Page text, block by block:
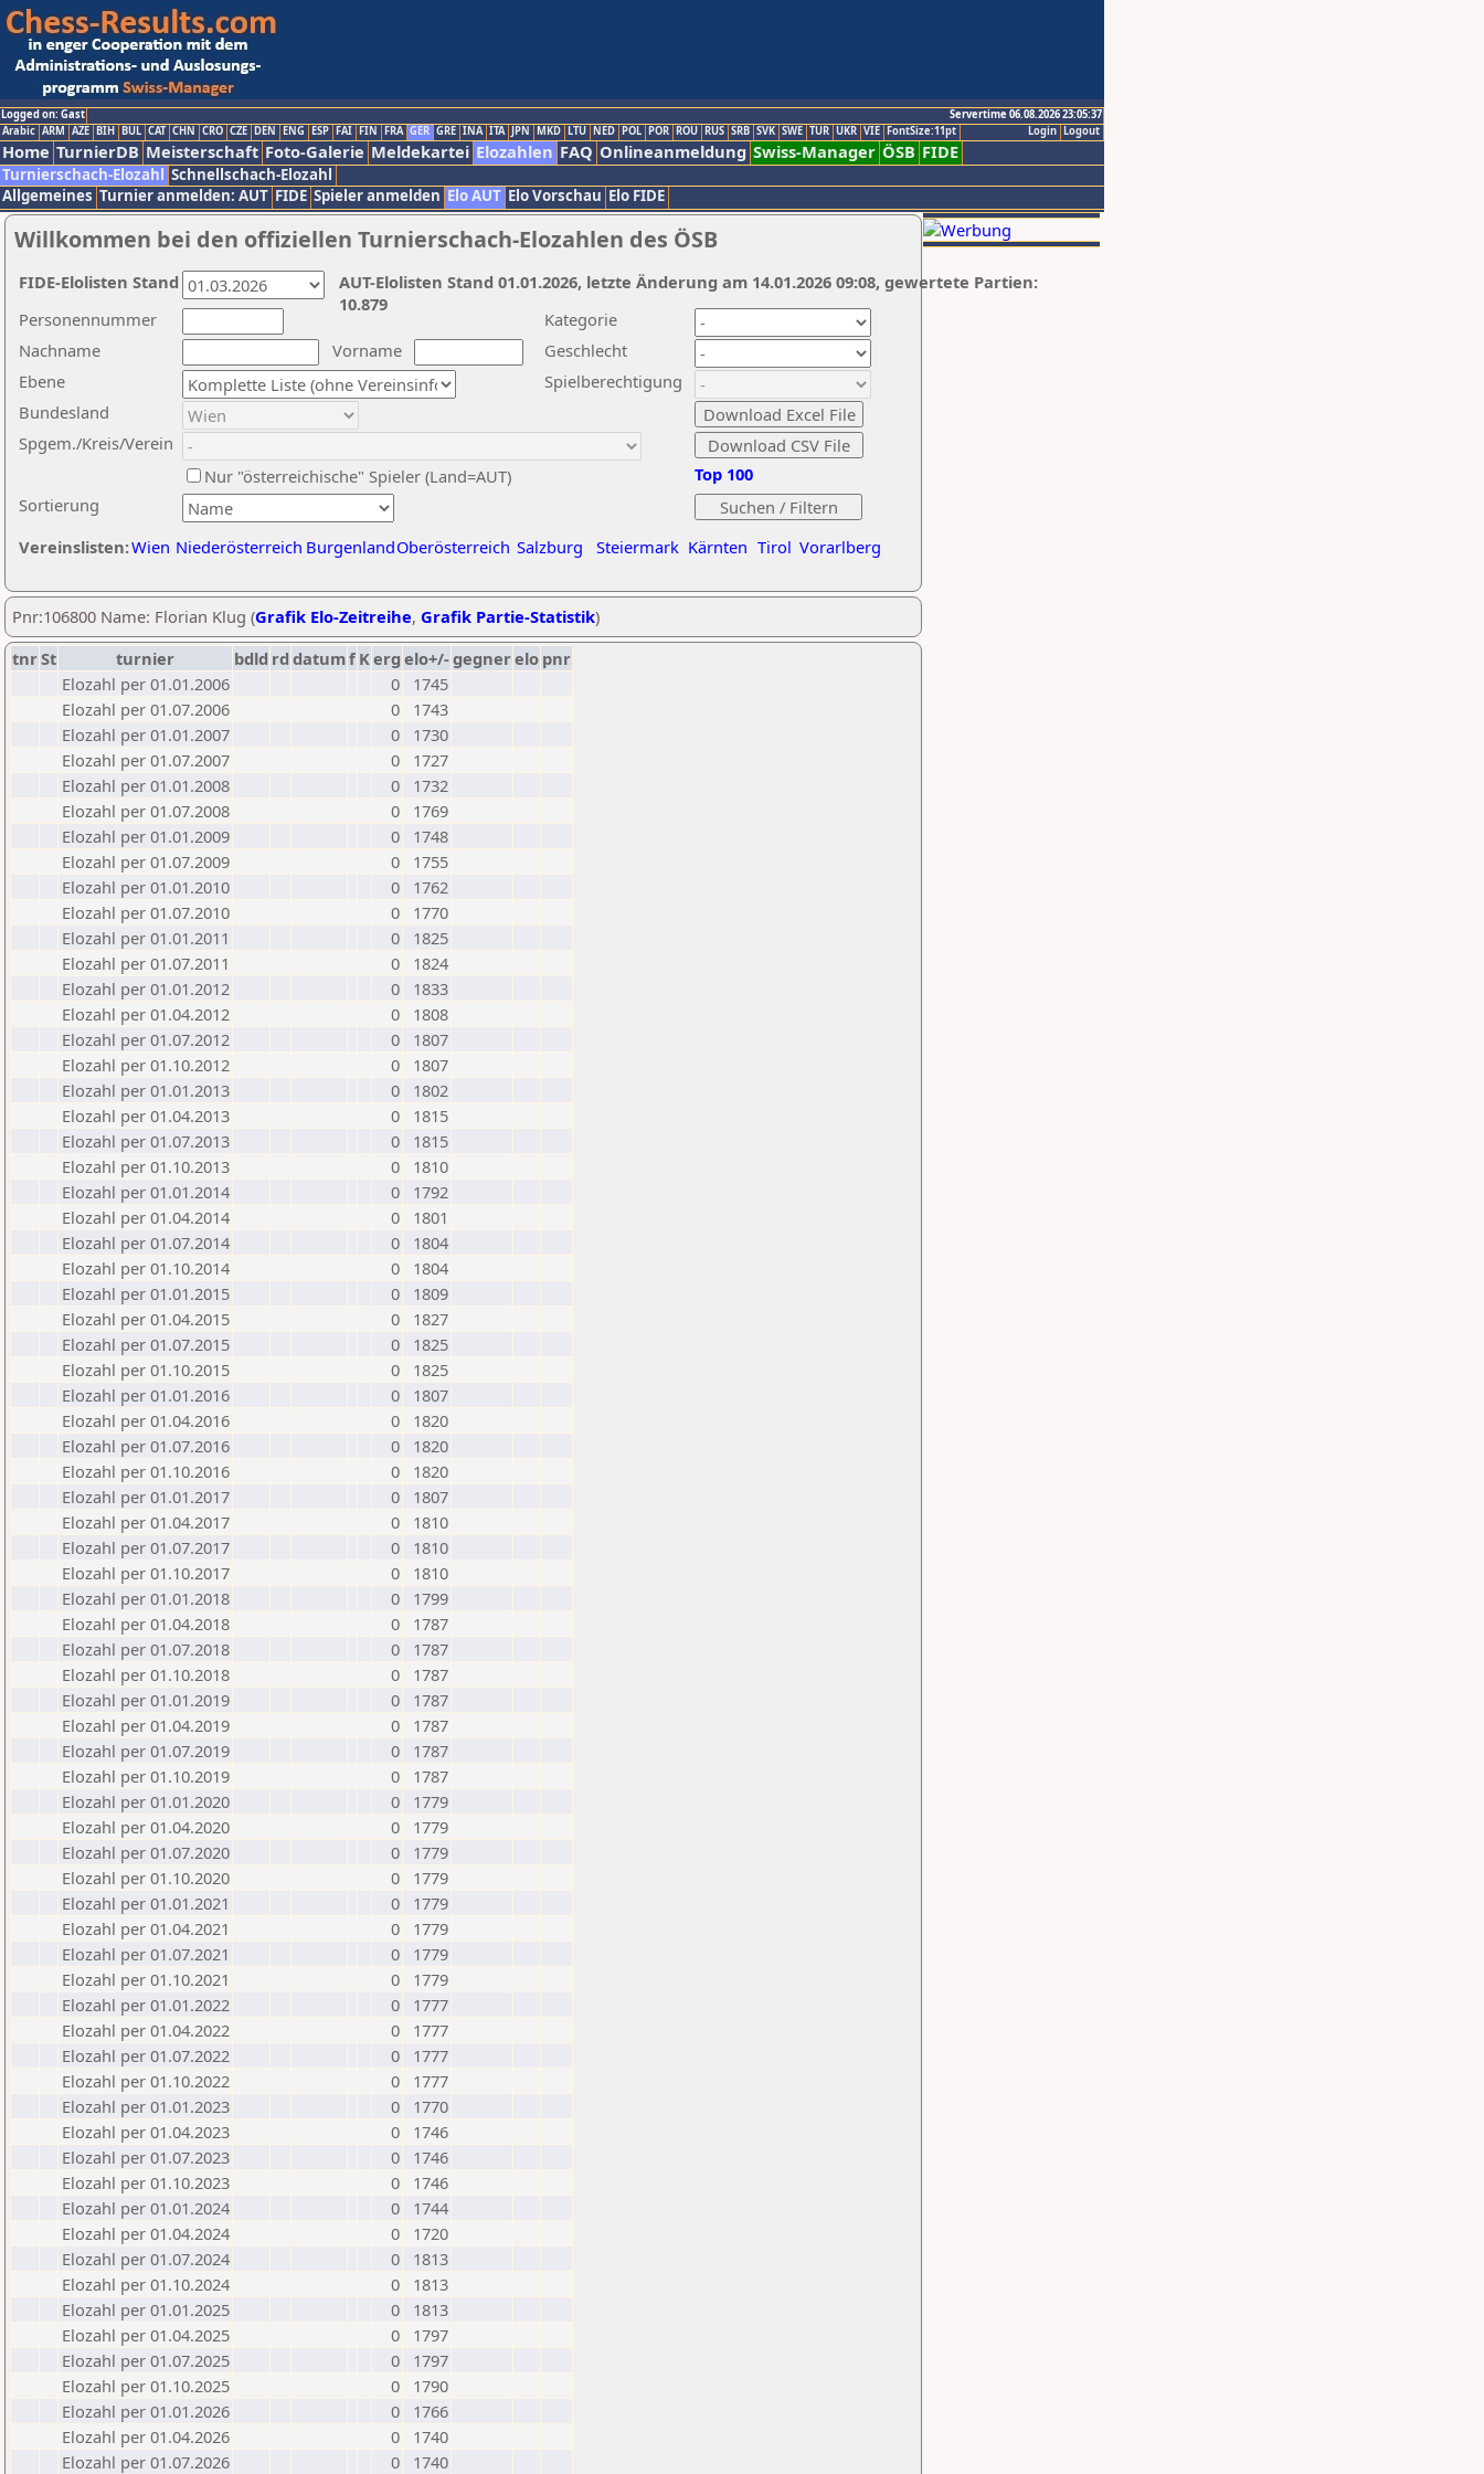
Logged on: Gast
Servertime 06.08.2026 23:05:37
Logout
Login
Arabic ARM AZE BIH BUL CAT CHN CRO CZE DEN ENG ESP FAI FIN FRA GER GRE INA ITA JPN MKD LTU NED POL POR ROU RUS SRB SVK SWE TUR UKR VIE FontSize:11pt
Home TurnierDB Meisterschaft Foto-Galerie Meldekartei Elozahlen FAQ Onlineanmeldung Swiss-Manager ÖSB FIDE
Turnierschach-Elozahl Schnellschach-Elozahl
Allgemeines Turnier anmelden: AUT FIDE Spieler anmelden Elo AUT Elo Vorschau Elo FIDE
Willkommen bei den offiziellen Turnierschach-Elozahlen des ÖSB
Nachname
Vorname
Ebene
Kategorie
Sortierung
Personennummer
Bundesland
Spgem./Kreis/Verein
Geschlecht
Nur "österreichische" Spieler (Land=AUT)
Spielberechtigung
Vereinslisten:Wien Niederösterreich BurgenlandOberösterreich Salzburg Steiermark Kärnten Tirol Vorarlberg
Top 100
AUT-Elolisten Stand 01.01.2026, letzte Änderung am 14.01.2026 09:08, gewertete Partien:
10.879
FIDE-Elolisten Stand
Pnr:106800 Name: Florian Klug (Grafik Elo-Zeitreihe, Grafik Partie-Statistik)
tnrSt turnier bdld rd datumf Kerg elo+/-gegnerelo pnr
Elozahl per 01.01.2006
0
1745
Elozahl per 01.07.2006
0
1743
Elozahl per 01.01.2007
0
1730
Elozahl per 01.07.2007
0
1727
Elozahl per 01.01.2008
0
1732
Elozahl per 01.07.2008
0
1769
Elozahl per 01.01.2009
0
1748
Elozahl per 01.07.2009
0
1755
Elozahl per 01.01.2010
0
1762
Elozahl per 01.07.2010
0
1770
Elozahl per 01.01.2011
0
1825
Elozahl per 01.07.2011
0
1824
Elozahl per 01.01.2012
0
1833
Elozahl per 01.04.2012
0
1808
Elozahl per 01.07.2012
0
1807
Elozahl per 01.10.2012
0
1807
Elozahl per 01.01.2013
0
1802
Elozahl per 01.04.2013
0
1815
Elozahl per 01.07.2013
0
1815
Elozahl per 01.10.2013
0
1810
Elozahl per 01.01.2014
0
1792
Elozahl per 01.04.2014
0
1801
Elozahl per 01.07.2014
0
1804
Elozahl per 01.10.2014
0
1804
Elozahl per 01.01.2015
0
1809
Elozahl per 01.04.2015
0
1827
Elozahl per 01.07.2015
0
1825
Elozahl per 01.10.2015
0
1825
Elozahl per 01.01.2016
0
1807
Elozahl per 01.04.2016
0
1820
Elozahl per 01.07.2016
0
1820
Elozahl per 01.10.2016
0
1820
Elozahl per 01.01.2017
0
1807
Elozahl per 01.04.2017
0
1810
Elozahl per 01.07.2017
0
1810
Elozahl per 01.10.2017
0
1810
Elozahl per 01.01.2018
0
1799
Elozahl per 01.04.2018
0
1787
Elozahl per 01.07.2018
0
1787
Elozahl per 01.10.2018
0
1787
Elozahl per 01.01.2019
0
1787
Elozahl per 01.04.2019
0
1787
Elozahl per 01.07.2019
0
1787
Elozahl per 01.10.2019
0
1787
Elozahl per 01.01.2020
0
1779
Elozahl per 01.04.2020
0
1779
Elozahl per 01.07.2020
0
1779
Elozahl per 01.10.2020
0
1779
Elozahl per 01.01.2021
0
1779
Elozahl per 01.04.2021
0
1779
Elozahl per 01.07.2021
0
1779
Elozahl per 01.10.2021
0
1779
Elozahl per 01.01.2022
0
1777
Elozahl per 01.04.2022
0
1777
Elozahl per 01.07.2022
0
1777
Elozahl per 01.10.2022
0
1777
Elozahl per 01.01.2023
0
1770
Elozahl per 01.04.2023
0
1746
Elozahl per 01.07.2023
0
1746
Elozahl per 01.10.2023
0
1746
Elozahl per 01.01.2024
0
1744
Elozahl per 01.04.2024
0
1720
Elozahl per 01.07.2024
0
1813
Elozahl per 01.10.2024
0
1813
Elozahl per 01.01.2025
0
1813
Elozahl per 01.04.2025
0
1797
Elozahl per 01.07.2025
0
1797
Elozahl per 01.10.2025
0
1790
Elozahl per 01.01.2026
0
1766
Elozahl per 01.04.2026
0
1740
Elozahl per 01.07.2026
0 1740